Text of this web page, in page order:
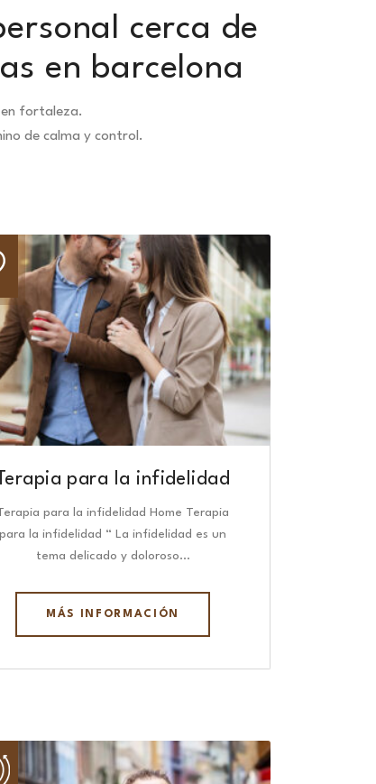
cerca de
en barcelona
fortaleza.
de calma y control.
Terapia para la infidelidad
para la infidelidad Home Terapia
para la infidelidad “ La infidelidad es un
tema delicado y doloroso…
MÁS INFORMACIÓN